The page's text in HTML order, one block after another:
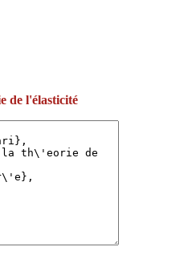
de l'élasticité